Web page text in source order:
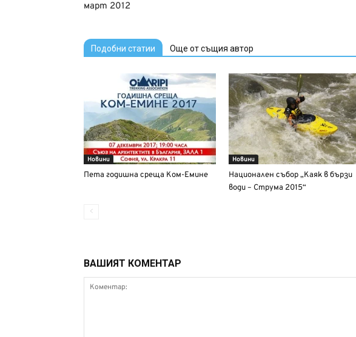
март 2012
Подобни статии Още от същия автор
Новини
Пета годишна среща Ком-Емине
Новини
Национален събор „Каяк в бързи
води – Струма 2015“
ВАШИЯТ КОМЕНТАР